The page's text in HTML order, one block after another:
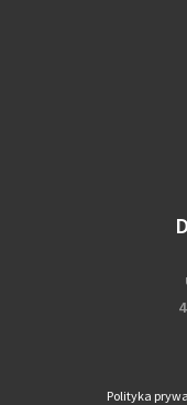
Polityka